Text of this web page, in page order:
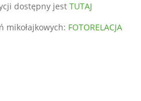
dostępny jest TUTAJ
mikołajkowych: FOTORELACJA